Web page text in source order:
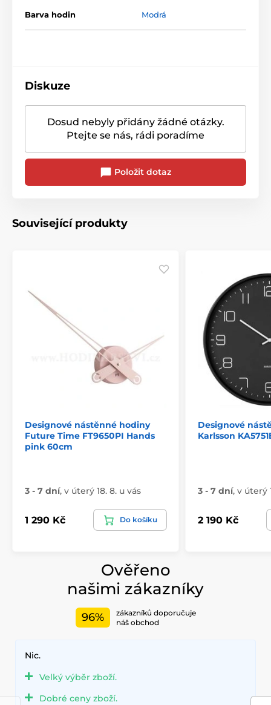
Barva hodin Modrá
Diskuze
Dosud nebyly přidány žádné otázky.
Ptejte se nás, rádi poradíme
Položit dotaz
Související produkty
Designové nástěnné hodiny
Future Time FT9650PI Hands
pink 60cm
3 - 7 dní, v úterý 18. 8. u vás
1 290 Kč Do košíku
Designové
Karlsson
3 - 7 dní, v úterý
2 190 Kč
Ověřeno
našimi zákazníky
96%
zákazníků doporučuje
náš obchod
Nic.
Velký výběr zboží.
Dobré ceny zboží.